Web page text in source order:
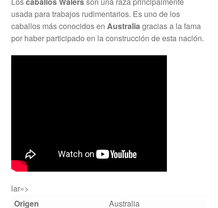
Anunciar
Venta de Caballos
usada para trabajos rudimentarios. Es uno de los
caballos más conocidos en Australiagracias a la fama
por haber participado en la construcción de esta nación.
lar»>
Origen
Australia